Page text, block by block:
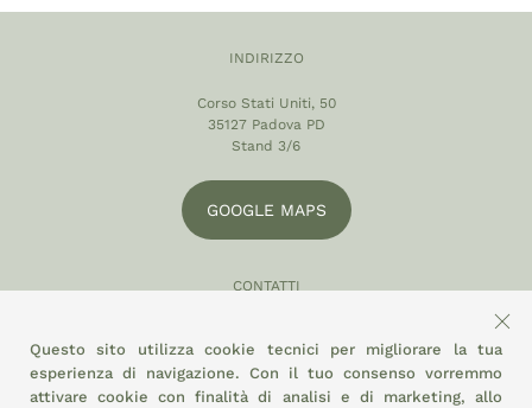
INDIRIZZO
Corso Stati Uniti, 50
35127 Padova PD
Stand 3/6
GOOGLE MAPS
CONTATTI
info@eltamiso.it
Questo sito utilizza cookie tecnici per migliorare la tua
esperienza di navigazione. Con il tuo consenso vorremmo
attivare cookie con finalità di analisi e di marketing, allo